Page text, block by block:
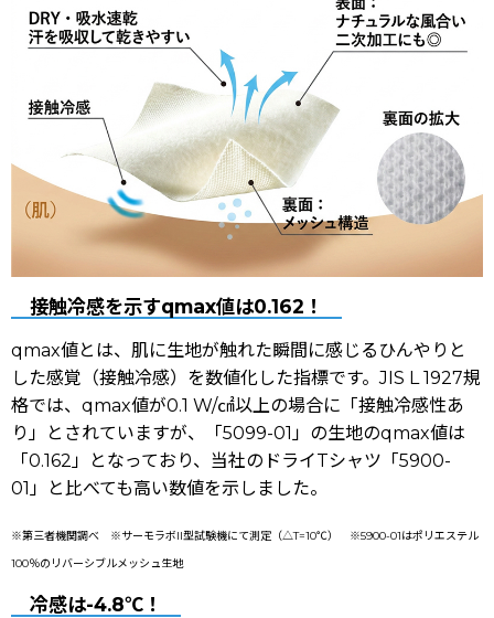
接触冷感を示すqmax値は0.162 ！
qmax値とは、肌に生地が触れた瞬間に感じるひんやりと
した感覚（接触冷感）を数値化した指標です。JIS L 1927規
格では、qmax値が0.1 W/㎠以上の場合に「接触冷感性あ
り」とされていますが、「5099-01」の生地のqmax値は
「0.162」となっており、当社のドライTシャツ「5900-
01」と比べても高い数値を示しました。
※第三者機関調べ ※サーモラボII型試験機にて測定（△T=10℃） ※5900-01はポリエステル
100％のリバーシブルメッシュ生地
冷感は-4.8℃ ！